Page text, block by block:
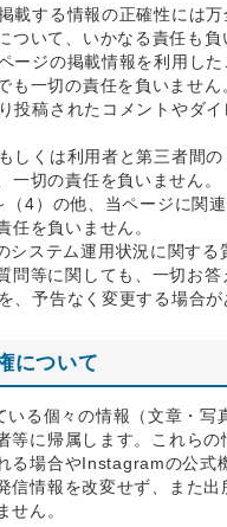
載する情報の正確性には
ついて、いかなる責任も負
ージの掲載情報を利用し
も一切の責任を負いません
投稿されたコメントやダ
しくは利用者と第三者間
一切の責任を負いません。
4）の他、当ページに関
任を負いません。
ステム運用状況に関す
問等に関しても、一切お答
、予告なく変更する場合が
について
る個々の情報（文章・写
等に帰属します。これら
る場合やInstagramの公式
信情報を改変せず、また
せん。